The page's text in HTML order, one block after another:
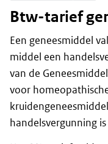
Btw-tarief
Een geneesmiddel
middel een
van de
voor
handelsvergunning